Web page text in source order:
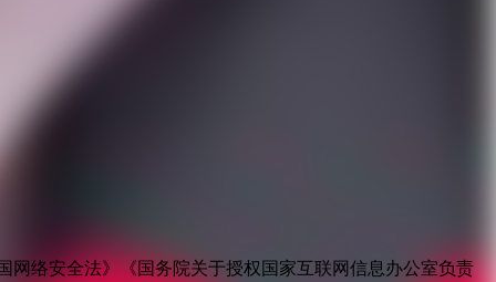
络安全法》《国务院关于授权国家互联网信息办公室负责